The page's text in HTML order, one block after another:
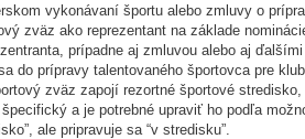
vykonávaní športu alebo zmluvy o
zväz ako reprezentant na základe
prípadne aj zmluvou alebo aj
do prípravy talentovaného športovca pre
zväz zapojí rezortné športové
a je potrebné upraviť ho podľa
ale pripravuje sa “v stredisku”.